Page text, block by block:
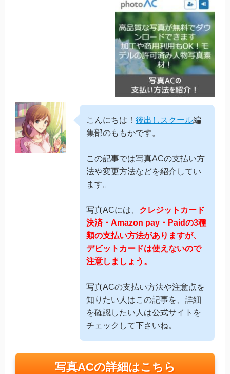
こんにちは！ 後出しスクール編
集部のももかです。
この記事では写真ACの支払い方
法や変更方法などを紹介してい
ます。
写真ACには、 クレジットカード
決済・Amazon pay・Paidの3種
類の支払い方法がありますが、
デビットカードは使えないので
注意しましょう。
写真ACの支払い方法や注意点を
知りたい人はこの記事を、詳細
を確認したい人は公式サイトを
チェックして下さいね。
写真ACの詳細はこちら